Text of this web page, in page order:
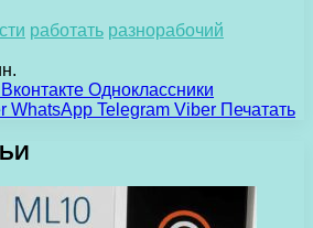
работать разнорабочий
Вконтакте Одноклассники
WhatsApp Telegram Viber Печатать